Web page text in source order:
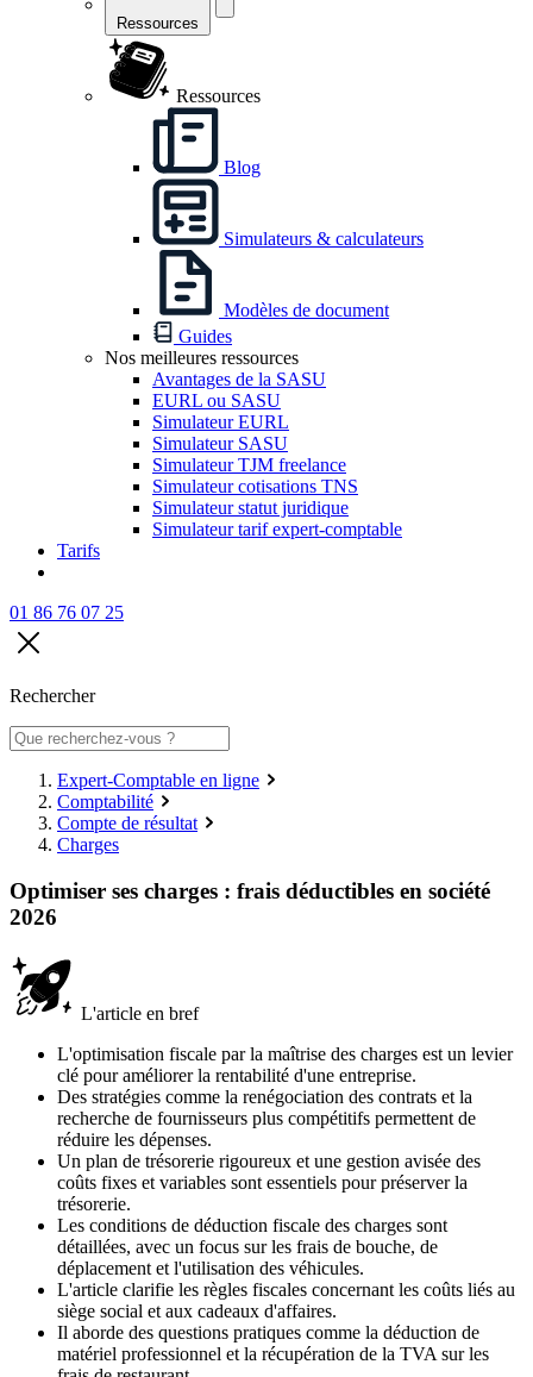
Ressources
Ressources
Blog
Simulateurs & calculateurs
Modèles de document
Guides
Nos meilleures ressources
Avantages de la SASU
EURL ou SASU
Simulateur EURL
Simulateur SASU
Simulateur TJM freelance
Simulateur cotisations TNS
Simulateur statut juridique
Simulateur tarif expert-comptable
Tarifs
01 86 76 07 25
Rechercher
Expert-Comptable en ligne
Comptabilité
Compte de résultat
Charges
Optimiser ses charges : frais déductibles en société
2026
L'article en bref
L'optimisation fiscale par la maîtrise des charges est un levier
clé pour améliorer la rentabilité d'une entreprise.
Des stratégies comme la renégociation des contrats et la
recherche de fournisseurs plus compétitifs permettent de
réduire les dépenses.
Un plan de trésorerie rigoureux et une gestion avisée des
coûts fixes et variables sont essentiels pour préserver la
trésorerie.
Les conditions de déduction fiscale des charges sont
détaillées, avec un focus sur les frais de bouche, de
déplacement et l'utilisation des véhicules.
L'article clarifie les règles fiscales concernant les coûts liés au
siège social et aux cadeaux d'affaires.
Il aborde des questions pratiques comme la déduction de
matériel professionnel et la récupération de la TVA sur les